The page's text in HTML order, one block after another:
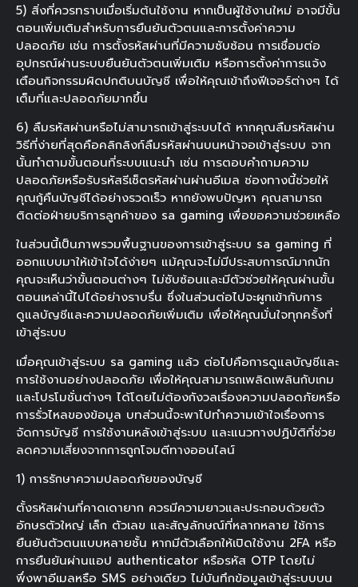
5) สิ่งที่ควรทราบเมื่อเริ่มต้นใช้งาน หากเป็นผู้ใช้งานใหม่ อาจมีขั้น
ตอนเพิ่มเติมสำหรับการยืนยันตัวตนและการตั้งค่าความ
ปลอดภัย เช่น การตั้งรหัสผ่านที่มีความซับซ้อน การเชื่อมต่อ
อุปกรณ์ผ่านระบบยืนยันตัวตนเพิ่มเติม หรือการตั้งค่าการแจ้ง
เตือนกิจกรรมผิดปกติบนบัญชี เพื่อให้คุณเข้าถึงฟีเจอร์ต่างๆ ได้
เต็มที่และปลอดภัยมากขึ้น
6) ลืมรหัสผ่านหรือไม่สามารถเข้าสู่ระบบได้ หากคุณลืมรหัสผ่าน
วิธีที่ง่ายที่สุดคือคลิกลิงก์ลืมรหัสผ่านบนหน้าจอเข้าสู่ระบบ จาก
นั้นทำตามขั้นตอนที่ระบบแนะนำ เช่น การตอบคำถามความ
ปลอดภัยหรือรับรหัสรีเซ็ตรหัสผ่านผ่านอีเมล ช่องทางนี้ช่วยให้
คุณกู้คืนบัญชีได้อย่างรวดเร็ว หากยังพบปัญหา คุณสามารถ
ติดต่อฝ่ายบริการลูกค้าของ sa gaming เพื่อขอความช่วยเหลือ
ในส่วนนี้เป็นภาพรวมพื้นฐานของการเข้าสู่ระบบ sa gaming ที่
ออกแบบมาให้เข้าใจได้ง่ายๆ แม้คุณจะไม่มีประสบการณ์มากนัก
คุณจะเห็นว่าขั้นตอนต่างๆ ไม่ซับซ้อนและมีตัวช่วยให้คุณผ่านขั้น
ตอนเหล่านี้ไปได้อย่างราบรื่น ซึ่งในส่วนต่อไปจะผูกเข้ากับการ
ดูแลบัญชีและความปลอดภัยเพิ่มเติม เพื่อให้คุณมั่นใจทุกครั้งที่
เข้าสู่ระบบ
เมื่อคุณเข้าสู่ระบบ sa gaming แล้ว ต่อไปคือการดูแลบัญชีและ
การใช้งานอย่างปลอดภัย เพื่อให้คุณสามารถเพลิดเพลินกับเกม
และโปรโมชั่นต่างๆ ได้โดยไม่ต้องกังวลเรื่องความปลอดภัยหรือ
การรั่วไหลของข้อมูล บทส่วนนี้จะพาไปทำความเข้าใจเรื่องการ
จัดการบัญชี การใช้งานหลังเข้าสู่ระบบ และแนวทางปฏิบัติที่ช่วย
ลดความเสี่ยงจากการถูกโจมตีทางออนไลน์
1) การรักษาความปลอดภัยของบัญชี
ตั้งรหัสผ่านที่คาดเดายาก ควรมีความยาวและประกอบด้วยตัว
อักษรตัวใหญ่ เล็ก ตัวเลข และสัญลักษณ์ที่หลากหลาย ใช้การ
ยืนยันตัวตนแบบหลายชั้น หากมีตัวเลือกให้เปิดใช้งาน 2FA หรือ
การยืนยันผ่านแอป authenticator หรือรหัส OTP โดยไม่
พึ่งพาอีเมลหรือ SMS อย่างเดียว ไม่บันทึกข้อมูลเข้าสู่ระบบบน